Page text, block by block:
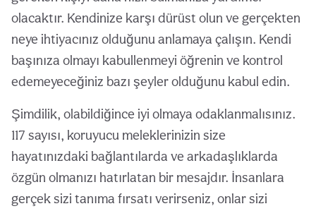
olacaktır. Kendinize karşı dürüst olun ve gerçekten
neye ihtiyacınız olduğunu anlamaya çalışın. Kendi
başınıza olmayı kabullenmeyi öğrenin ve kontrol
edemeyeceğiniz bazı şeyler olduğunu kabul edin.
Şimdilik, olabildiğince iyi olmaya odaklanmalısınız.
117 sayısı, koruyucu meleklerinizin size
hayatınızdaki bağlantılarda ve arkadaşlıklarda
özgün olmanızı hatırlatan bir mesajdır. İnsanlara
gerçek sizi tanıma fırsatı verirseniz, onlar sizi